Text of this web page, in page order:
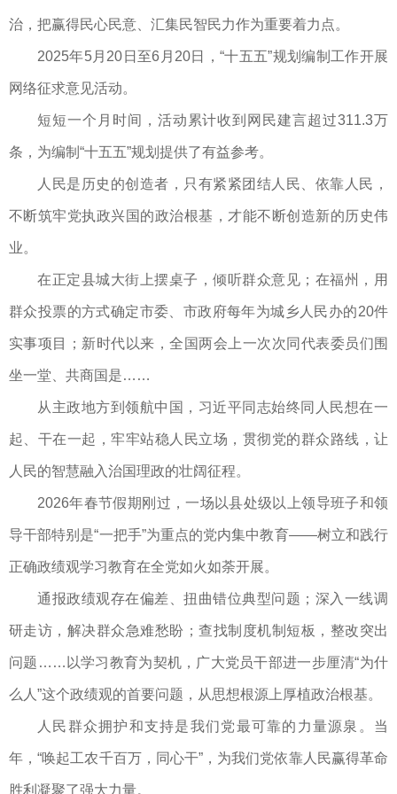
治，把赢得民心民意、汇集民智民力作为重要着力点。
2025年5月20日至6月20日，“十五五”规划编制工作开展
网络征求意见活动。
短短一个月时间，活动累计收到网民建言超过311.3万
条，为编制“十五五”规划提供了有益参考。
人民是历史的创造者，只有紧紧团结人民、依靠人民，
不断筑牢党执政兴国的政治根基，才能不断创造新的历史伟
业。
在正定县城大街上摆桌子，倾听群众意见；在福州，用
群众投票的方式确定市委、市政府每年为城乡人民办的20件
实事项目；新时代以来，全国两会上一次次同代表委员们围
坐一堂、共商国是……
从主政地方到领航中国，习近平同志始终同人民想在一
起、干在一起，牢牢站稳人民立场，贯彻党的群众路线，让
人民的智慧融入治国理政的壮阔征程。
2026年春节假期刚过，一场以县处级以上领导班子和领
导干部特别是“一把手”为重点的党内集中教育——树立和践行
正确政绩观学习教育在全党如火如荼开展。
通报政绩观存在偏差、扭曲错位典型问题；深入一线调
研走访，解决群众急难愁盼；查找制度机制短板，整改突出
问题……以学习教育为契机，广大党员干部进一步厘清“为什
么人”这个政绩观的首要问题，从思想根源上厚植政治根基。
人民群众拥护和支持是我们党最可靠的力量源泉。当
年，“唤起工农千百万，同心干”，为我们党依靠人民赢得革命
胜利凝聚了强大力量。